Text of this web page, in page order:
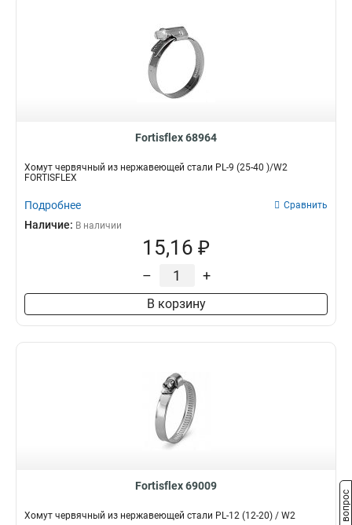
Fortisflex 68964
Хомут червячный из нержавеющей стали PL-9 (25-40 )/W2
FORTISFLEX
Подробнее Сравнить
Наличие: В наличии
15,16 ₽
– +
В корзину
Fortisflex 69009
Хомут червячный из нержавеющей стали PL-12 (12-20) / W2